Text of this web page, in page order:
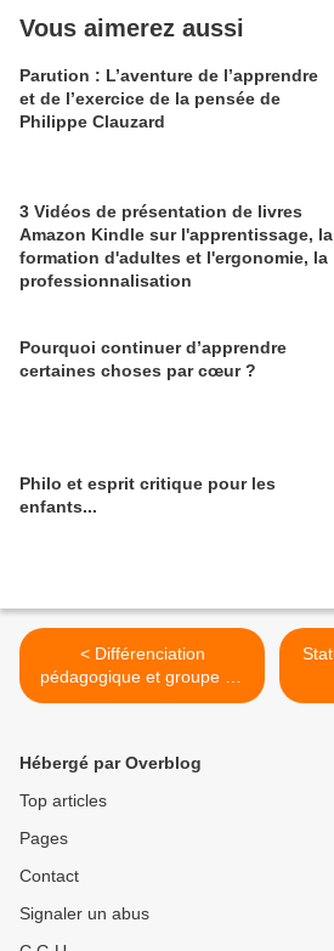
Vous aimerez aussi
Parution : L’aventure de l’apprendre
et de l’exercice de la pensée de
Philippe Clauzard
3 Vidéos de présentation de livres
Amazon Kindle sur l'apprentissage, la
formation d'adultes et l'ergonomie, la
professionnalisation
Pourquoi continuer d’apprendre
certaines choses par cœur ?
Philo et esprit critique pour les
enfants...
< Différenciation
pédagogique et groupe de
travail
Hébergé par Overblog
Top articles
Pages
Contact
Signaler un abus